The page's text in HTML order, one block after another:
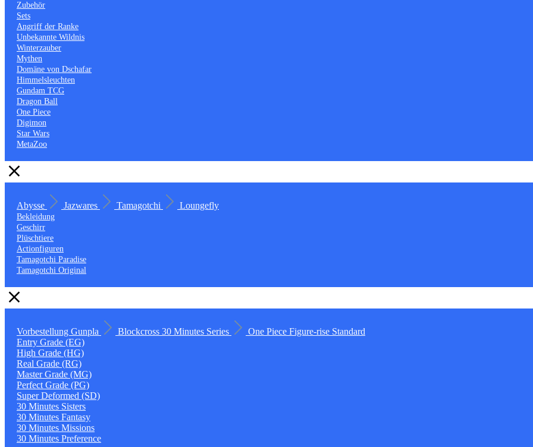
Zubehör
Sets
Angriff der Ranke
Unbekannte Wildnis
Winterzauber
Mythen
Domäne von Dschafar
Himmelsleuchten
Gundam TCG
Dragon Ball
One Piece
Digimon
Star Wars
MetaZoo
Abysse Jazwares Tamagotchi Loungefly
Bekleidung
Geschirr
Plüschtiere
Actionfiguren
Tamagotchi Paradise
Tamagotchi Original
Vorbestellung Gunpla Blockcross 30 Minutes Series One Piece Figure-rise Standard
Entry Grade (EG)
High Grade (HG)
Real Grade (RG)
Master Grade (MG)
Perfect Grade (PG)
Super Deformed (SD)
30 Minutes Sisters
30 Minutes Fantasy
30 Minutes Missions
30 Minutes Preference